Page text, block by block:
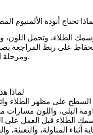
تحتاج أنودة الألمنيوم
على ربط المراجعة
ومرحلة الإنتاج الفعلية للمشتري.
لماذا
على مظهر الطلاء
البلى، واللون مسارات
الطلاء قبل العمل على
أثناء المناولة، والتعبئة،